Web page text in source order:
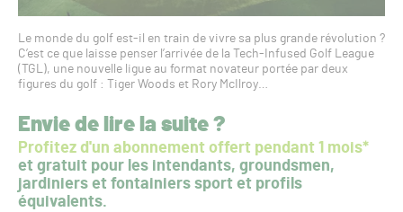
Le monde du golf est-il en train de vivre sa plus grande révolution ?
C’est ce que laisse penser l’arrivée de la Tech-Infused Golf League
(TGL), une nouvelle ligue au format novateur portée par deux
figures du golf : Tiger Woods et Rory McIlroy…
Envie de lire la suite ?
Profitez d'un abonnement offert pendant 1 mois*
et gratuit pour les intendants, groundsmen,
jardiniers et fontainiers sport et profils
équivalents.